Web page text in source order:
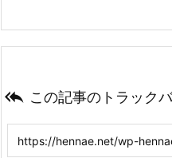
 この記事のトラック